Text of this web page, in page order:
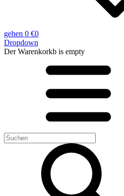
gehen 0 €0
Dropdown
Der Warenkorkb is empty